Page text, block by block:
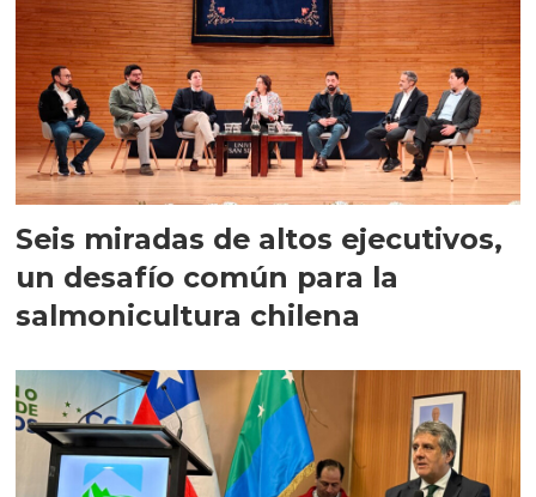
Seis miradas de altos ejecutivos,
un desafío común para la
salmonicultura chilena